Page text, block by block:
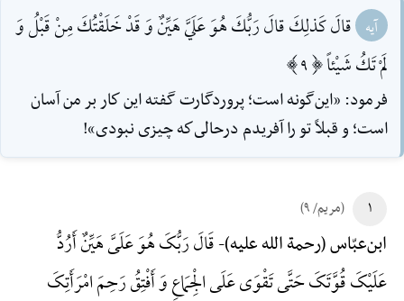
آیه قالَ كَذلِكَ قالَ رَبُّكَ هُوَ عَلَيَّ هَيِّنٌ وَ قَدْ خَلَقْتُكَ مِنْ قَبْلُ وَ
لَمْ تَكُ شَيْئاً [9]
فرمود: «اين‌گونه است؛ پروردگارت گفته اين كار بر من آسان
است؛ و قبلاً تو را آفريدم در‌حالى‌كه چيزى نبودى»!
۱ (مریم/ ۹)
ابن‌عبّاس (رحمة الله علیه)-قَالَ رَبُّکَ هُوَ عَلَیَّ هَیِّنٌ أَرُدُّ
عَلَیْکَ قُوَّتَکَ حَتَّی تَقْوَی عَلَی الْجِمَاعِ وَ أَفْتِقُ رَحِمَ امْرَأَتِکَ